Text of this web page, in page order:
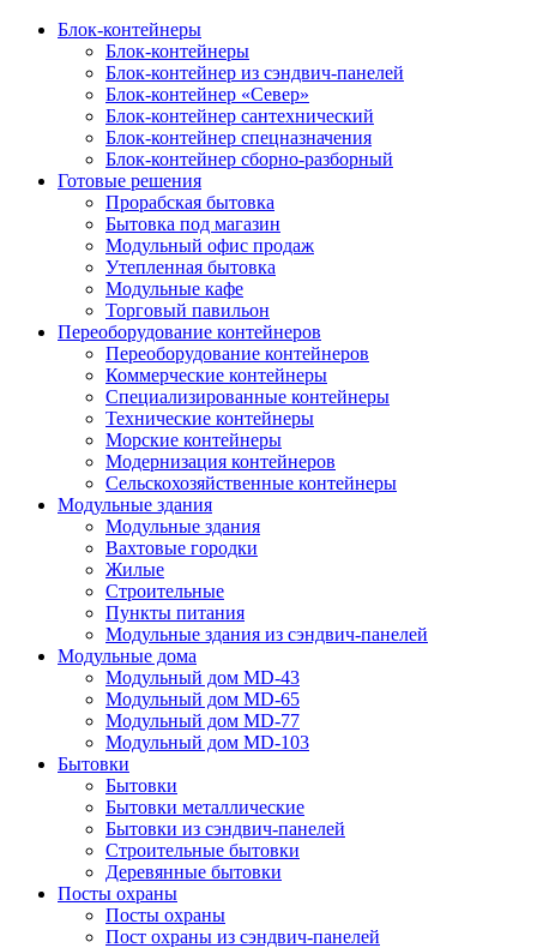
Блок-контейнеры
Блок-контейнеры
Блок-контейнер из сэндвич-панелей
Блок-контейнер «Север»
Блок-контейнер сантехнический
Блок-контейнер спецназначения
Блок-контейнер сборно-разборный
Готовые решения
Прорабская бытовка
Бытовка под магазин
Модульный офис продаж
Утепленная бытовка
Модульные кафе
Торговый павильон
Переоборудование контейнеров
Переоборудование контейнеров
Коммерческие контейнеры
Специализированные контейнеры
Технические контейнеры
Морские контейнеры
Модернизация контейнеров
Сельскохозяйственные контейнеры
Модульные здания
Модульные здания
Вахтовые городки
Жилые
Строительные
Пункты питания
Модульные здания из сэндвич-панелей
Модульные дома
Модульный дом MD-43
Модульный дом MD-65
Модульный дом MD-77
Модульный дом MD-103
Бытовки
Бытовки
Бытовки металлические
Бытовки из сэндвич-панелей
Строительные бытовки
Деревянные бытовки
Посты охраны
Посты охраны
Пост охраны из сэндвич-панелей